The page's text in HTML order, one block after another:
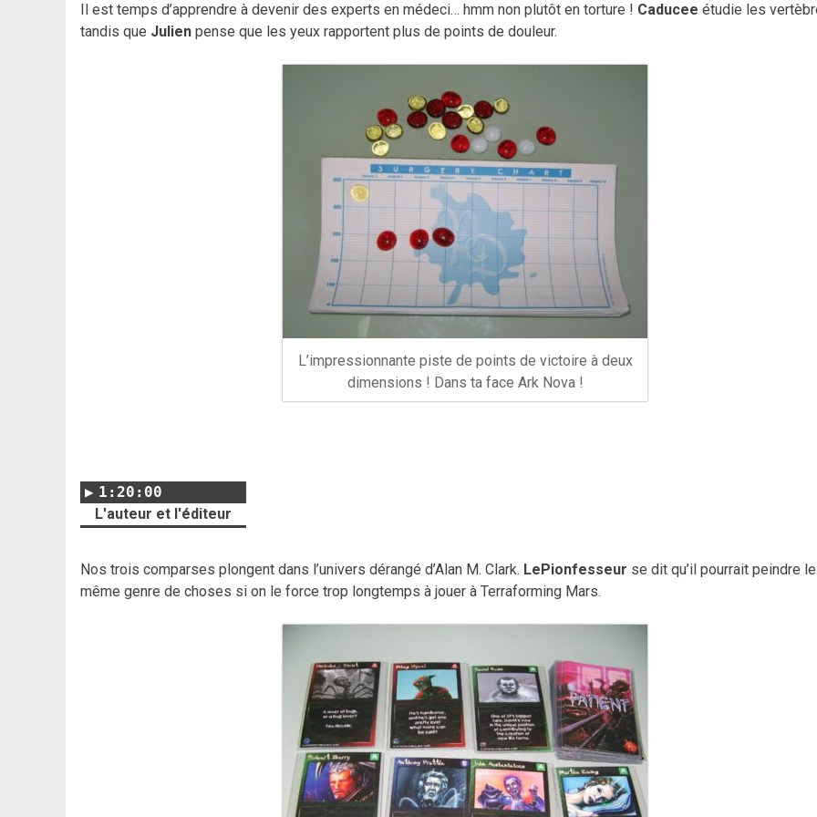
Il est temps d’apprendre à devenir des experts en médeci… hmm non plutôt en torture ! Caducee étudie les
tandis que Julien pense que les yeux rapportent plus de points de douleur.
L’impressionnante piste de points de victoire à deux
dimensions ! Dans ta face Ark Nova !
1:20:00
L'auteur et l'éditeur
Nos trois comparses plongent dans l’univers dérangé d’Alan M. Clark. LePionfesseur se dit qu’il pourrait peindre le
même genre de choses si on le force trop longtemps à jouer à Terraforming Mars.